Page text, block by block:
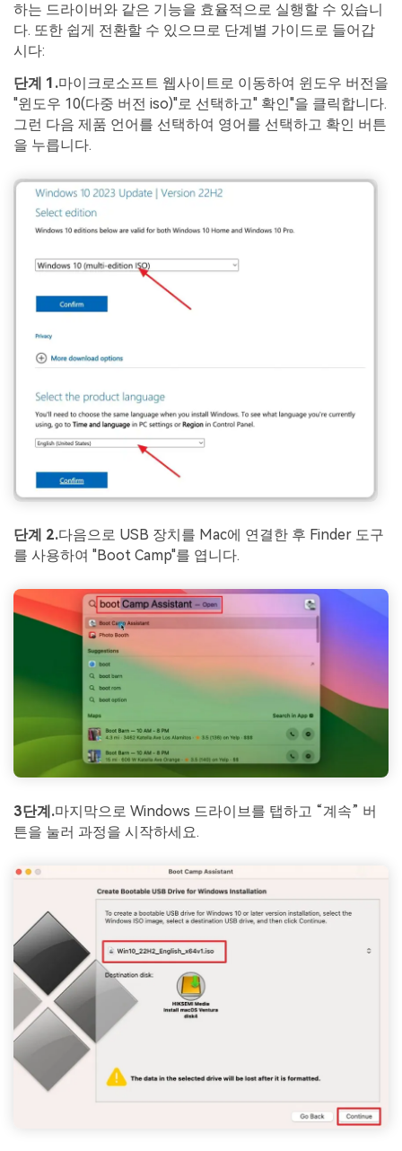
하는 드라이버와 같은 기능을 효율적으로 실행할 수 있습니
다. 또한 쉽게 전환할 수 있으므로 단계별 가이드로 들어갑
시다:
단계 1.마이크로소프트 웹사이트로 이동하여 윈도우 버전을
"윈도우 10(다중 버전 iso)"로 선택하고" 확인"을 클릭합니다.
그런 다음 제품 언어를 선택하여 영어를 선택하고 확인 버튼
을 누릅니다.
단계 2.다음으로 USB 장치를 Mac에 연결한 후 Finder 도구
를 사용하여 "Boot Camp"를 엽니다.
3단계.마지막으로 Windows 드라이브를 탭하고 “계속” 버
튼을 눌러 과정을 시작하세요.